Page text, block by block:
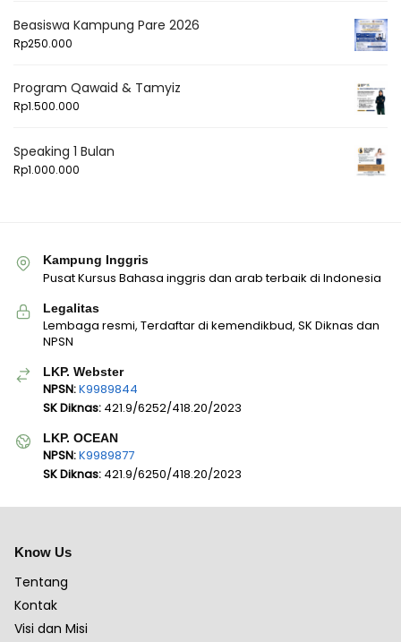
Beasiswa Kampung Pare 2026
Rp250.000
Program Qawaid & Tamyiz
Rp1.500.000
Speaking 1 Bulan
Rp1.000.000
Kampung Inggris
Pusat Kursus Bahasa inggris dan arab terbaik di Indonesia
Legalitas
Lembaga resmi, Terdaftar di kemendikbud, SK Diknas dan
NPSN
LKP. Webster
NPSN:K9989844
SK Diknas: 421.9/6252/418.20/2023
LKP. OCEAN
NPSN:K9989877
SK Diknas: 421.9/6250/418.20/2023
Know Us
Tentang
Kontak
Visi dan Misi